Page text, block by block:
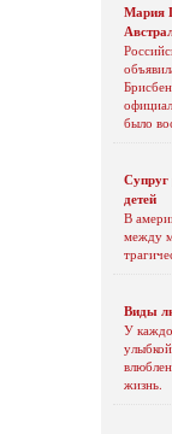
Мария
было
Супруг
детей
В
между
Виды
У
жизнь.